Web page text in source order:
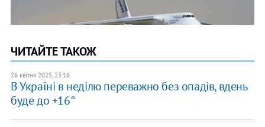
ЧИТАЙТЕ ТАКОЖ
26 квітня 2025, 23:16
В Україні в неділю переважно без опадів, вдень
буде до +16°